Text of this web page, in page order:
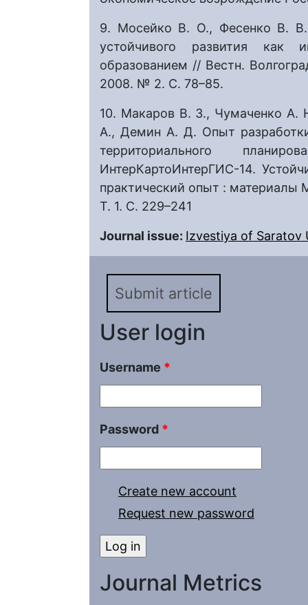
9. Мосейко В. О., Фесенко В.
устойчивого развития как
образованием // Вестн.
2008. № 2. С. 78–85.
10. Макаров В. З., Чумаченко
А., Демин А. Д. Опыт
территориального
ИнтерКартоИнтерГИС-14.
практический опыт : материалы
Т. 1. С. 229–241
Journal issue: Izvestiya of Saratov
Submit article
User login
Username *
Password *
Create new account
Request new password
Journal Metrics